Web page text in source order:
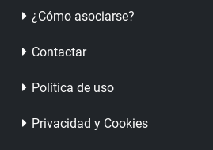
¿Cómo asociarse?
Contactar
Política de uso
Privacidad y Cookies